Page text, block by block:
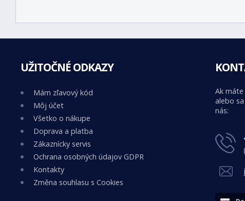
UŽITOČNÉ ODKAZY
Mám zľavový kód
Môj účet
Všetko o nákupe
Doprava a platba
Zákaznícky servis
Ochrana osobných údajov GDPR
Kontakty
Změna souhlasu s Cookies
Ak
alebo
nás: